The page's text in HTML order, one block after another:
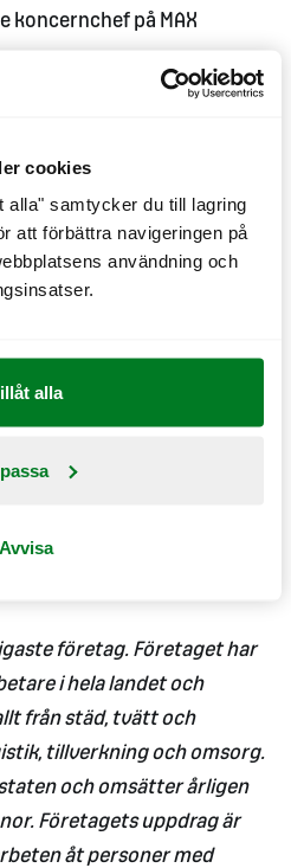
cookies
alla" samtycker du till lagring
att förbättra navigeringen på
användning och
alla
Avvisa
koncernchef på MAX
vänligen kontakta:
553 411 30
marita.wengelin@max.se,
företag. Företaget har
i hela landet och
från städ, tvätt och
tillverkning och omsorg.
och omsätter årligen
Företagets uppdrag är
åt personer med